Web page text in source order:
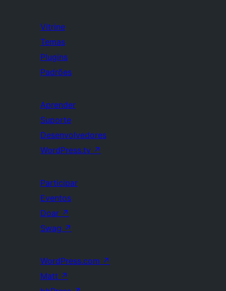
Vitrine
Temas
Plugins
Padrões
Aprender
Suporte
Desenvolvedores
WordPress.tv ↗
Participar
Eventos
Doar ↗
Swag ↗
WordPress.com ↗
Matt ↗